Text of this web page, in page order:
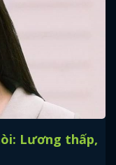
Lương thấp,